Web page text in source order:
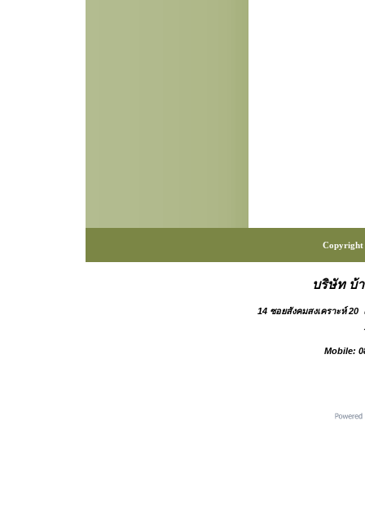
Copyright
บริษัท บ้
14 ซอยสังคมสงเคราะห์ 20
Mobile: